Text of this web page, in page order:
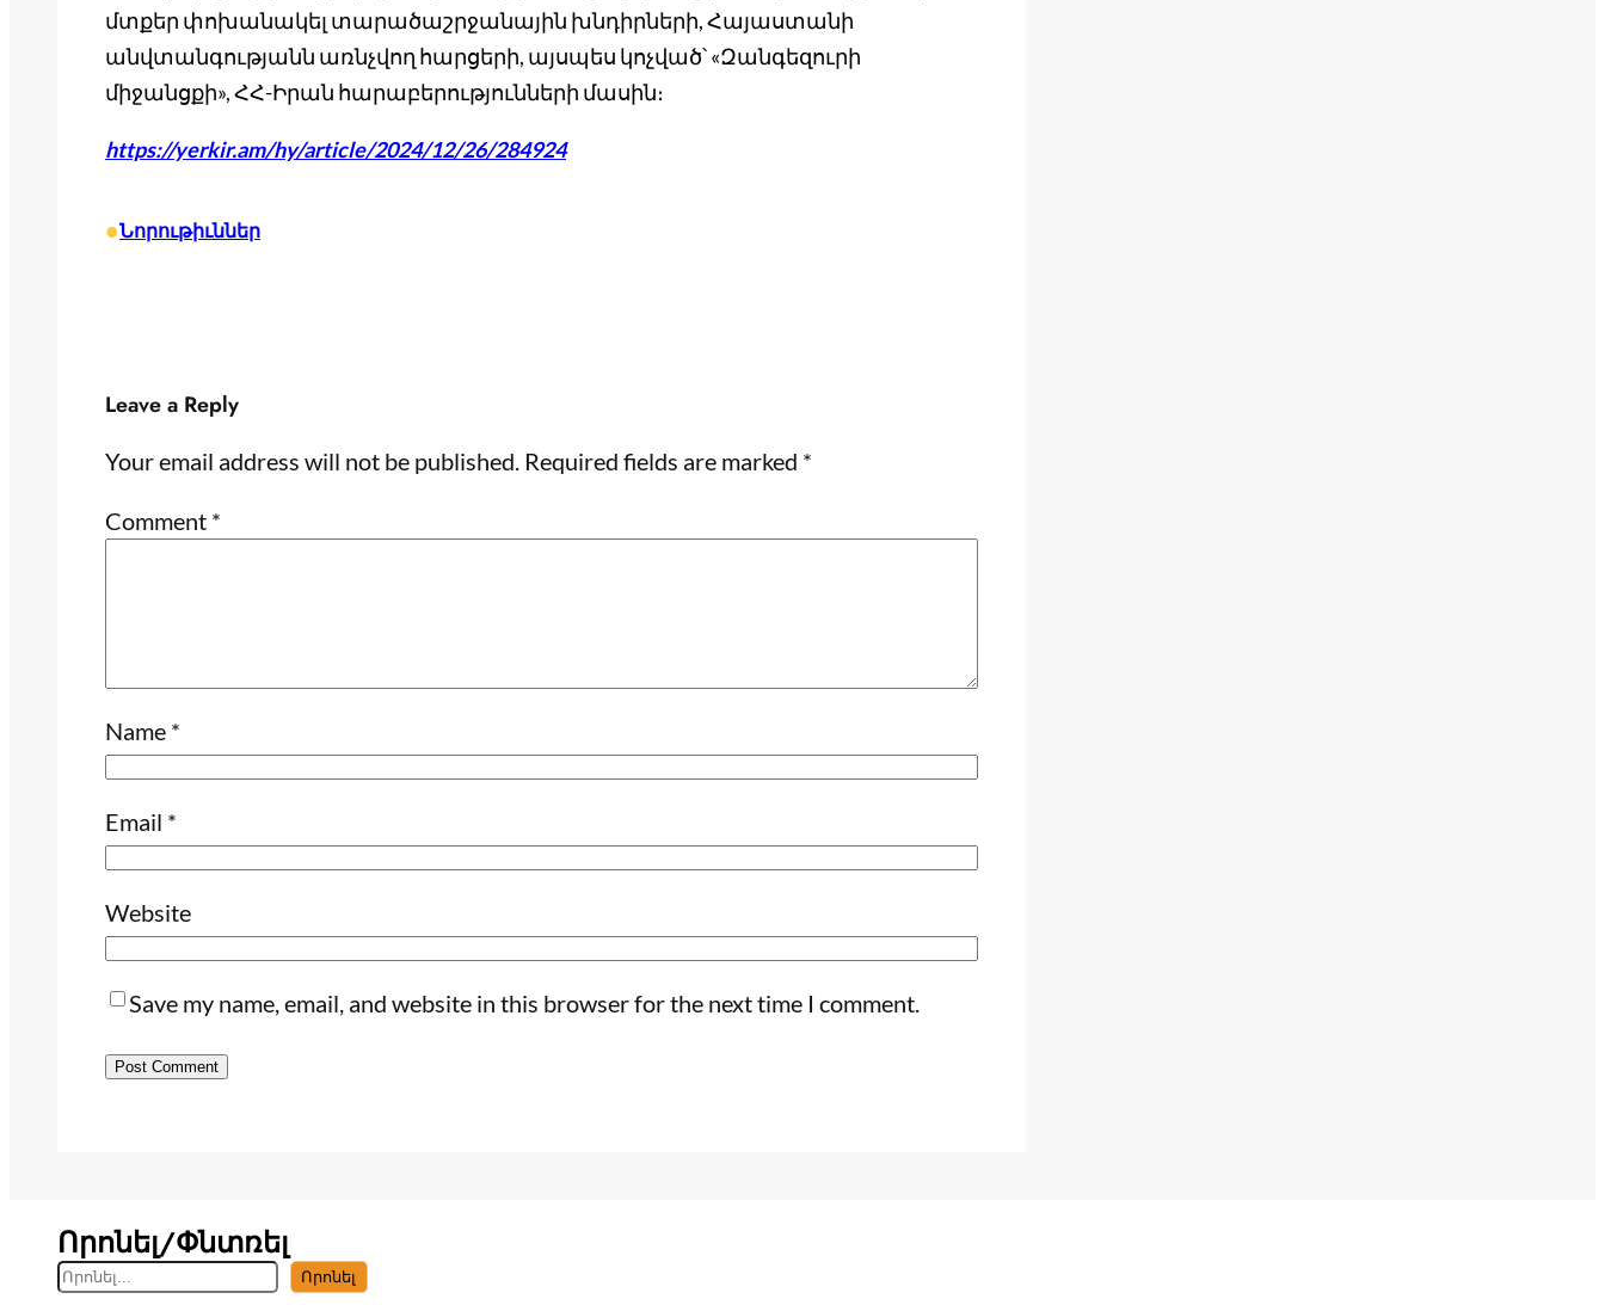
մտքեր փոխանակել տարածաշրջանային խնդիրների, Հայաստանի
անվտանգությանն առնչվող հարցերի, այսպես կոչված՝ «Զանգեզուրի
միջանցքի», ՀՀ-Իրան հարաբերությունների մասին։
https://yerkir.am/hy/article/2024/12/26/284924
•Նորութիւններ
Leave a Reply
Your email address will not be published. Required fields are marked *
Comment *
Name *
Email *
Website
Save my name, email, and website in this browser for the next time I comment.
Որոնել/Փնտռել
S
Որոնել